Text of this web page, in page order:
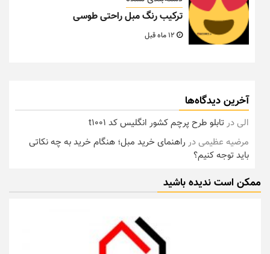
ترکیب رنگ مبل راحتی طوسی
آخرین دیدگاه‌ها
الیدرتابلو طرح پرچم کشور انگلیس کد t1001
مرضیه عظیمیدر راهنمای خرید مبل؛ هنگام خرید به چه نکاتی
باید توجه کنیم؟
ممکن است ندیده باشید